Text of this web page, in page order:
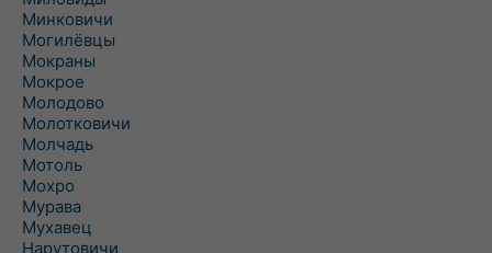
Минковичи
Могилёвцы
Мокраны
Мокрое
Молодово
Молотковичи
Молчадь
Мотоль
Мохро
Мурава
Мухавец
Нарутовичи